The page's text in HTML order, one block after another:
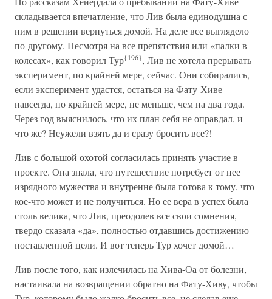
складывается впечатление, что Лив была единодушна с
ним в решении вернуться домой. На деле все выглядело
по-другому. Несмотря на все препятствия или «палки в
колесах», как говорил Тур{196}, Лив не хотела прерывать
эксперимент, по крайней мере, сейчас. Они собирались,
если эксперимент удастся, остаться на Фату-Хиве
навсегда, по крайней мере, не меньше, чем на два года.
Через год выяснилось, что их план себя не оправдал, и
что же? Неужели взять да и сразу бросить все?!
Лив с большой охотой согласилась принять участие в
проекте. Она знала, что путешествие потребует от нее
изрядного мужества и внутренне была готова к тому, что
кое-что может и не получиться. Но ее вера в успех была
столь велика, что Лив, преодолев все свои сомнения,
твердо сказала «да», полностью отдавшись достижению
поставленной цели. И вот теперь Тур хочет домой…
Лив после того, как излечилась на Хива-Оа от болезни,
настаивала на возвращении обратно на Фату-Хиву, чтобы